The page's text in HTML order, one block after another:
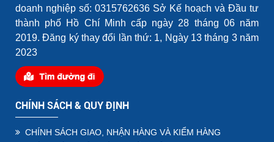
doanh nghiệp số: 0315762636 Sở Kế hoạch và Đầu tư
thành phố Hồ Chí Minh cấp ngày 28 tháng 06 năm
2019. Đăng ký thay đổi lần thứ: 1, Ngày 13 tháng 3 năm
2023
CHÍNH SÁCH & QUY ĐỊNH
CHÍNH SÁCH GIAO, NHẬN HÀNG VÀ KIỂM HÀNG